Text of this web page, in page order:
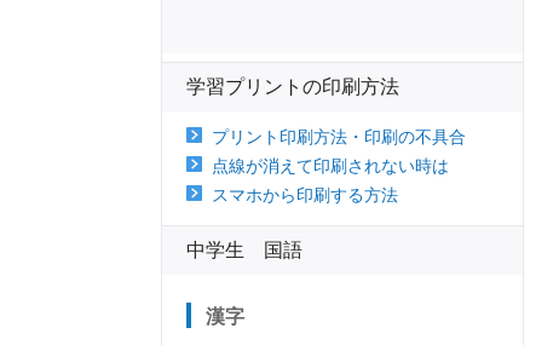
学習プリントの印刷方法
プリント印刷方法・印刷の不具合
点線が消えて印刷されない時は
スマホから印刷する方法
中学生 国語
漢字